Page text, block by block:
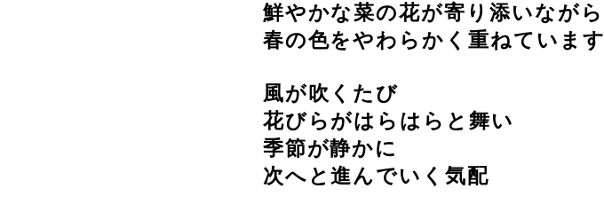
鮮やかな菜の花が寄り添いながら
春の色をやわらかく重ねています
風が吹くたび
花びらがはらはらと舞い
季節が静かに
次へと進んでいく気配